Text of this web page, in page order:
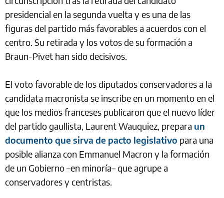
presidencial en la segunda vuelta y es una de las
figuras del partido más favorables a acuerdos con el
centro. Su retirada y los votos de su formación a
Braun-Pivet han sido decisivos.
El voto favorable de los diputados conservadores a la
candidata macronista se inscribe en un momento en el
que los medios franceses publicaron que el nuevo líder
del partido gaullista, Laurent Wauquiez, prepara un
documento que sirva de pacto legislativo para una
posible alianza con Emmanuel Macron y la formación
de un Gobierno –en minoría– que agrupe a
conservadores y centristas.